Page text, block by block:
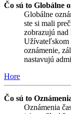
Čo sú to Globálne
Globálne
ste si mali
zobrazujú
Užívateľskom
oznámenie,
nastavujú
Hore
Čo sú to
Oznámenia